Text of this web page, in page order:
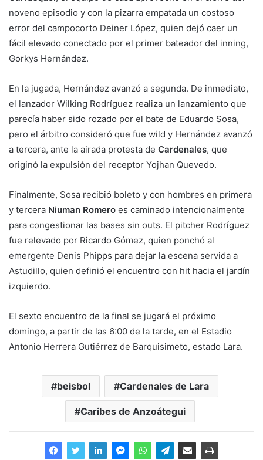
noveno episodio y con la pizarra empatada un costoso
error del campocorto Deiner López, quien dejó caer un
fácil elevado conectado por el primer bateador del inning,
Gorkys Hernández.
En la jugada, Hernández avanzó a segunda. De inmediato,
el lanzador Wilking Rodríguez realiza un lanzamiento que
parecía haber sido rozado por el bate de Eduardo Sosa,
pero el árbitro consideró que fue wild y Hernández avanzó
a tercera, ante la airada protesta de Cardenales, que
originó la expulsión del receptor Yojhan Quevedo.
Finalmente, Sosa recibió boleto y con hombres en primera
y tercera Niuman Romero es caminado intencionalmente
para congestionar las bases sin outs. El pitcher Rodríguez
fue relevado por Ricardo Gómez, quien ponchó al
emergente Denis Phipps para dejar la escena servida a
Astudillo, quien definió el encuentro con hit hacia el jardín
izquierdo.
El sexto encuentro de la final se jugará el próximo
domingo, a partir de las 6:00 de la tarde, en el Estadio
Antonio Herrera Gutiérrez de Barquisimeto, estado Lara.
beisbol Cardenales de Lara
Caribes de Anzoátegui